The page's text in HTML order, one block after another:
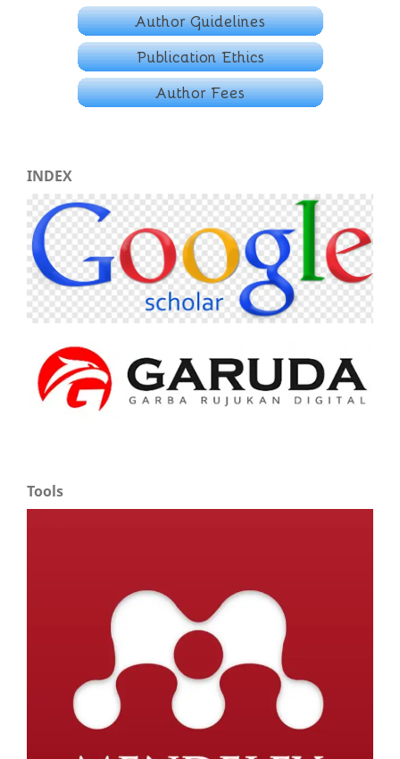
INDEX
Tools